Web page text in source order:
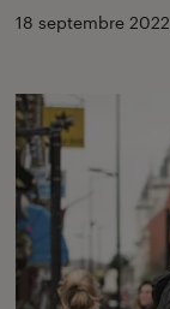
18 septembre 2022